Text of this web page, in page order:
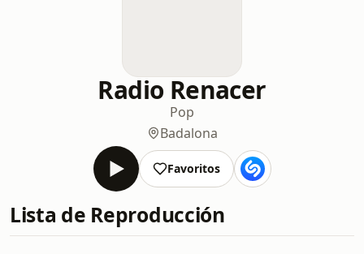
Radio Renacer
Pop
Badalona
Favoritos
Lista de Reproducción